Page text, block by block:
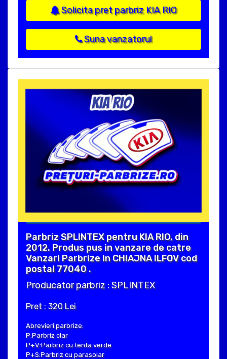
Solicita pret parbriz KIA RIO
Suna vanzatorul
Parbriz SPLINTEX pentru KIA RIO, din
2012. Produs pus in vanzare de catre
Vanzari Parbrize in CHIAJNA ILFOV cod
postal 77040 .
Producator parbriz : SPLINTEX
Pret : 320 Lei
Abrevieri parbrize:
P:Parbriz clar
P+V:Parbriz cu tenta verde
P+S:Parbriz cu parasolar